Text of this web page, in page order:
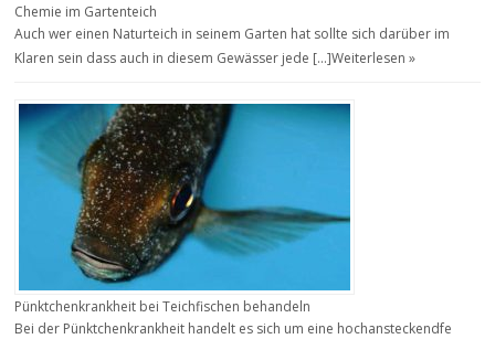
Chemie im Gartenteich
Auch wer einen Naturteich in seinem Garten hat sollte sich darüber im
Klaren sein dass auch in diesem Gewässer jede […]Weiterlesen »
Pünktchenkrankheit bei Teichfischen behandeln
Bei der Pünktchenkrankheit handelt es sich um eine hochansteckendfe